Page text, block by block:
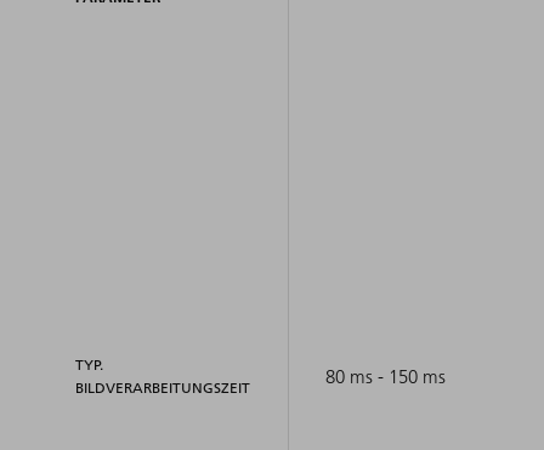
TYP.
BILDVERARBEITUNGSZEIT
80 ms - 150 ms